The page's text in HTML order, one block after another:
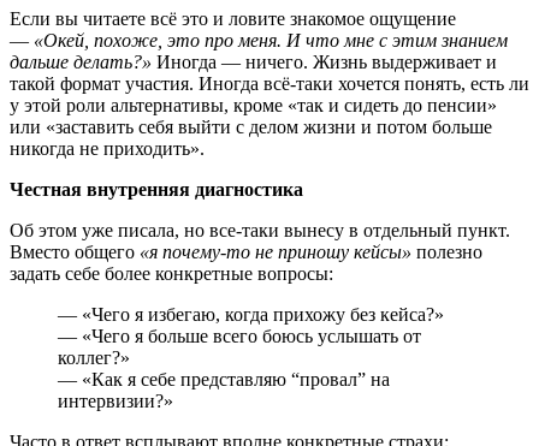
Если вы читаете всё это и ловите знакомое ощущение
— «Окей, похоже, это про меня. И что мне с этим знанием
дальше делать?» Иногда — ничего. Жизнь выдерживает и
такой формат участия. Иногда всё-таки хочется понять, есть ли
у этой роли альтернативы, кроме «так и сидеть до пенсии»
или «заставить себя выйти с делом жизни и потом больше
никогда не приходить».
Честная внутренняя диагностика
Об этом уже писала, но все-таки вынесу в отдельный пункт.
Вместо общего «я почему-то не приношу кейсы» полезно
задать себе более конкретные вопросы:
— «Чего я избегаю, когда прихожу без кейса?»
— «Чего я больше всего боюсь услышать от
коллег?»
— «Как я себе представляю “провал” на
интервизии?»
Часто в ответ всплывают вполне конкретные страхи: